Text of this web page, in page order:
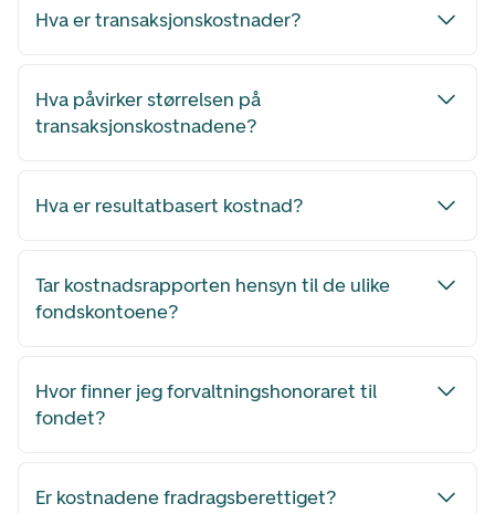
Hva er transaksjonskostnader?
Hva påvirker størrelsen på
transaksjonskostnadene?
Hva er resultatbasert kostnad?
Tar kostnadsrapporten hensyn til de ulike
fondskontoene?
Hvor finner jeg forvaltningshonoraret til
fondet?
Er kostnadene fradragsberettiget?